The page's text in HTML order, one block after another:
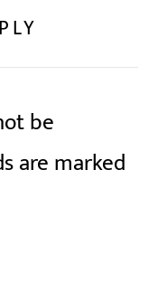
be
are marked